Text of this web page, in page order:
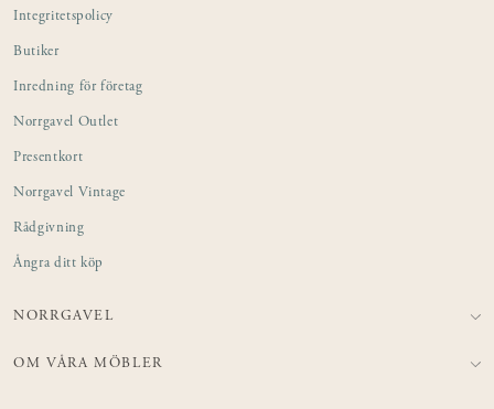
Integritetspolicy
Butiker
Inredning för företag
Norrgavel Outlet
Presentkort
Norrgavel Vintage
Rådgivning
Ångra ditt köp
NORRGAVEL
OM VÅRA MÖBLER